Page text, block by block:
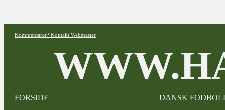
Kommentarer? Kontakt Webmaster
FORSIDE DANSK